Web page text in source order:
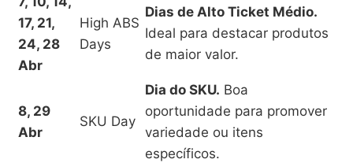
17, 21,
24, 28
Abr
High ABS
Days
Dias de Alto Ticket Médio.
Ideal para destacar produtos
de maior valor.
8, 29
Abr
SKU Day
Dia do SKU. Boa
oportunidade para promover
variedade ou itens
específicos.